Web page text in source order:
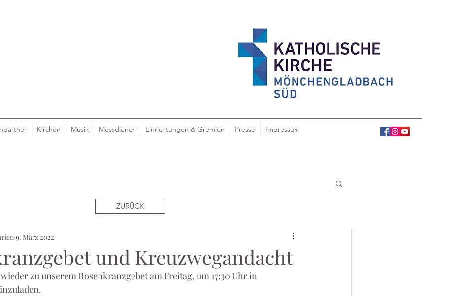
Kirchen Musik Messdiener Einrichtungen & Gremien Presse Impressum
und Kreuzwegandacht
9. März 2022
zu unserem Rosenkranzgebet am Freitag, um 17:30 Uhr in
ZURÜCK